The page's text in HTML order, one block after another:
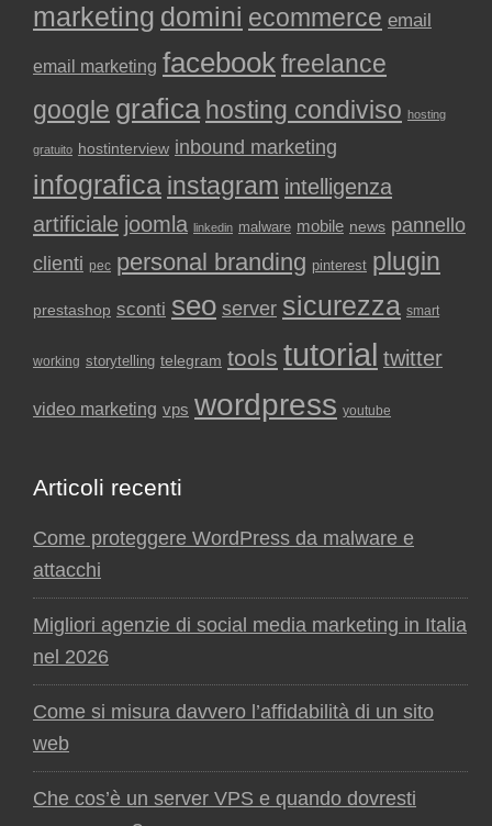
marketing domini ecommerce email
email marketing facebookfreelance
google grafica hosting condiviso hosting
gratuito hostinterview inbound marketing
infografica instagram intelligenza
artificiale joomla linkedin malware mobile news pannello
clienti pec personal branding pinterest plugin
prestashop sconti seo server sicurezza smart
working storytelling telegram tools tutorial twitter
video marketing vps wordpress youtube
Articoli recenti
Come proteggere WordPress da malware e
attacchi
Migliori agenzie di social media marketing in Italia
nel 2026
Come si misura davvero l’affidabilità di un sito
web
Che cos’è un server VPS e quando dovresti